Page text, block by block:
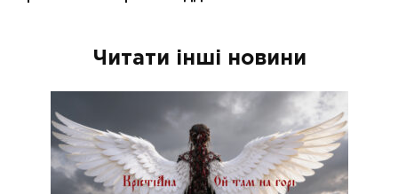
Читати інші новини